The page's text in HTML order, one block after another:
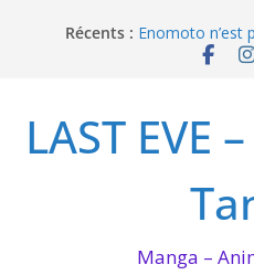
Récents : I’m not in love
Enomoto n’est
Ma collection
LAST EVE
Manga –